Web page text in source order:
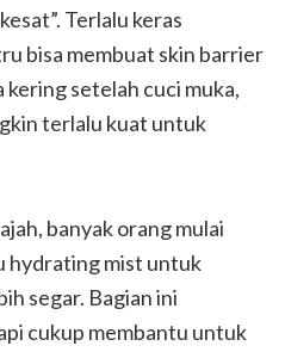
Terlalu keras
bisa membuat skin barrier
kering setelah cuci muka,
terlalu kuat untuk
banyak orang mulai
hydrating mist untuk
segar. Bagian ini
cukup membantu untuk